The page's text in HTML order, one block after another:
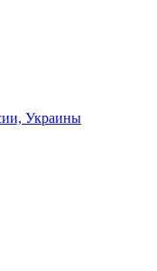
Украины